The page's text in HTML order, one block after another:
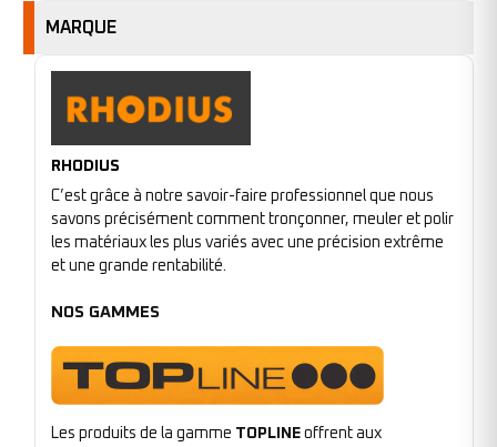
MARQUE
RHODIUS
C’est grâce à notre savoir-faire professionnel que nous
savons précisément comment tronçonner, meuler et polir
les matériaux les plus variés avec une précision extrême
et une grande rentabilité.
NOS GAMMES
Les produits de la gamme TOPLINE offrent aux